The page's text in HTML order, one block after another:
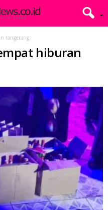
tangerang
hiburan